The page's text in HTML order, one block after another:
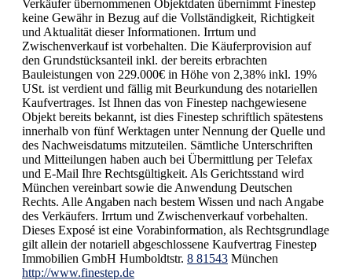
Verkäufer übernommenen Objektdaten übernimmt Finestep
keine Gewähr in Bezug auf die Vollständigkeit, Richtigkeit
und Aktualität dieser Informationen. Irrtum und
Zwischenverkauf ist vorbehalten. Die Käuferprovision auf
den Grundstücksanteil inkl. der bereits erbrachten
Bauleistungen von 229.000€ in Höhe von 2,38% inkl. 19%
USt. ist verdient und fällig mit Beurkundung des notariellen
Kaufvertrages. Ist Ihnen das von Finestep nachgewiesene
Objekt bereits bekannt, ist dies Finestep schriftlich spätestens
innerhalb von fünf Werktagen unter Nennung der Quelle und
des Nachweisdatums mitzuteilen. Sämtliche Unterschriften
und Mitteilungen haben auch bei Übermittlung per Telefax
und E-Mail Ihre Rechtsgültigkeit. Als Gerichtsstand wird
München vereinbart sowie die Anwendung Deutschen
Rechts. Alle Angaben nach bestem Wissen und nach Angabe
des Verkäufers. Irrtum und Zwischenverkauf vorbehalten.
Dieses Exposé ist eine Vorabinformation, als Rechtsgrundlage
gilt allein der notariell abgeschlossene Kaufvertrag Finestep
Immobilien GmbH Humboldtstr. 8 81543 München
http://www.finestep.de